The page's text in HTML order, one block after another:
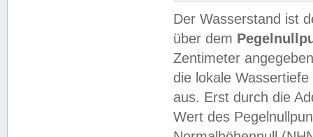
Der Wasserstand ist
über dem
Zentimeter
die lokale
aus. Erst durch die
Wert des